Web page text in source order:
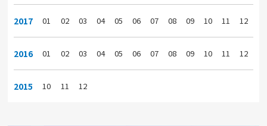
2017 01 02 03 04 05 06 07 08 09 10 11 12
2016 01 02 03 04 05 06 07 08 09 10 11 12
2015 10 11 12